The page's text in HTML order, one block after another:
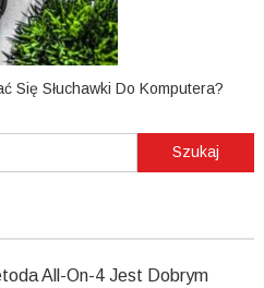
Się Słuchawki Do Komputera?
Szukaj:
All-On-4 Jest Dobrym